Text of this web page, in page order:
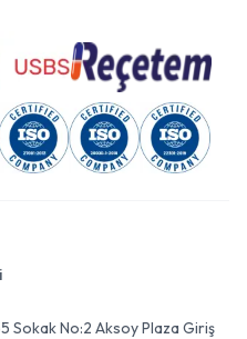
Sokak No:2 Aksoy Plaza Giriş